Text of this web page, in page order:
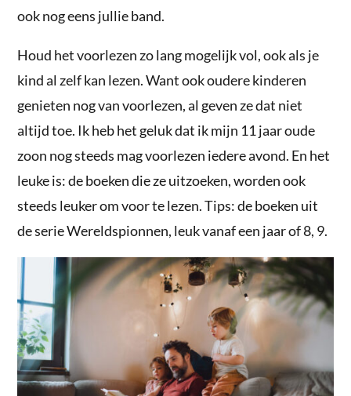
ook nog eens jullie band.
Houd het voorlezen zo lang mogelijk vol, ook als je
kind al zelf kan lezen. Want ook oudere kinderen
genieten nog van voorlezen, al geven ze dat niet
altijd toe. Ik heb het geluk dat ik mijn 11 jaar oude
zoon nog steeds mag voorlezen iedere avond. En het
leuke is: de boeken die ze uitzoeken, worden ook
steeds leuker om voor te lezen. Tips: de boeken uit
de serie Wereldspionnen, leuk vanaf een jaar of 8, 9.